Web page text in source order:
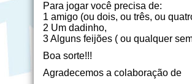
Para jogar você precisa de:
1 amigo (ou dois, ou três, ou
2 Um dadinho,
3 Alguns feijões ( ou qualquer
Boa sorte!!!
Agradecemos a colaboração de